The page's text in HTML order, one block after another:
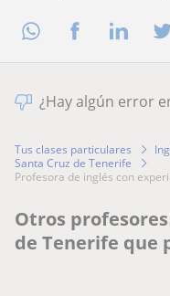
¿Hay algún error
Tus clases particulares
Santa Cruz de Tenerife
profesora de inglés con
Otros
de Tenerife que